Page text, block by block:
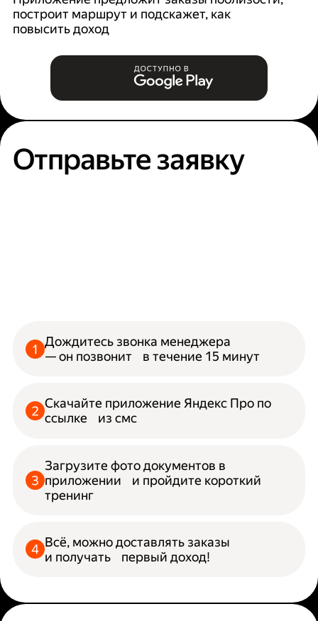
построит маршрут и подскажет, как
повысить доход
Отправьте заявку
Дождитесь звонка менеджера
— он позвонит в течение 15 минут
Скачайте приложение Яндекс Про по
ссылке из смс
Загрузите фото документов в
приложении и пройдите короткий
тренинг
Всё, можно доставлять заказы
и получать первый доход!